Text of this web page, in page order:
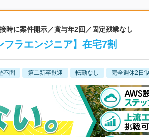
時に案件開示／賞与年2回／固定残業なし
ラエンジニア】在宅7割
不問 第二新卒歓迎 転勤なし 完全週休2日制